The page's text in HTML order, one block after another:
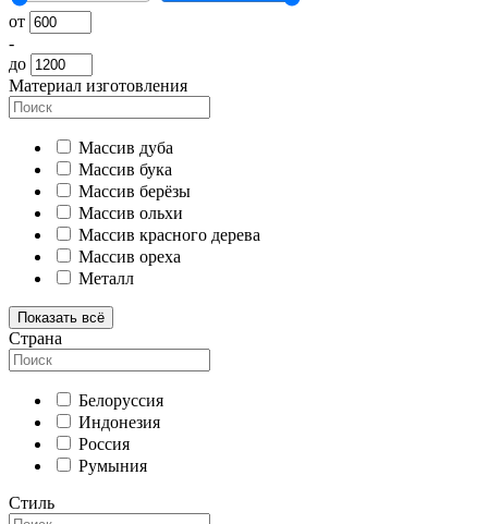
от
-
до
Материал изготовления
Массив дуба
Массив бука
Массив берёзы
Массив ольхи
Массив красного дерева
Массив ореха
Металл
Показать всё
Страна
Белоруссия
Индонезия
Россия
Румыния
Стиль